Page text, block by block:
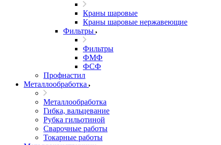
Краны шаровые
Краны шаровые нержавеющие
Фильтры
Фильтры
ФМФ
ФСФ
Профнастил
Металлообработка
Металлообработка
Гибка, вальцевание
Рубка гильотиной
Сварочные работы
Токарные работы